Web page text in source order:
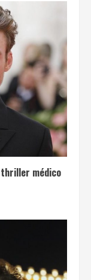
thriller médico